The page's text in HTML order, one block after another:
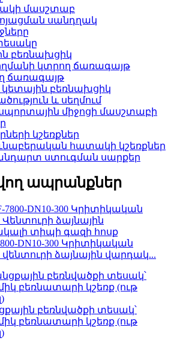
մասշտաբ
սանդղակ
բեռնախցիկ
կտրող ճառագայթ
ճառագայթ
բեռնախցիկ
և սեղմում
միջոցի մասշտաբի
կշեռքներ
հատակի կշեռքներ
ստուգման սարքեր
ապրանքներ
DN10-300 Կրիտիկական
վենտուրի ձայնային վարդակ...
բեռնվածքի տեսակ՝
բեռնատարի կշեռք (ութ